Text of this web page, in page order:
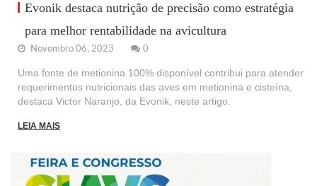
Evonik destaca nutrição de precisão como estratégia
para melhor rentabilidade na avicultura
Novembro 06, 2023 0
Uma fonte de metionina 100% disponível contribui para atender
requerimentos nutricionais das aves em metionina e cisteína,
destaca Victor Naranjo, da Evonik, neste artigo.
LEIA MAIS